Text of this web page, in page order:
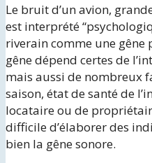
Le bruit d’un avion,
est interprété
riverain comme une gêne
gêne dépend certes de
mais aussi de nombreux
saison, état de santé de
locataire ou de
difficile d’élaborer des
bien la gêne sonore.